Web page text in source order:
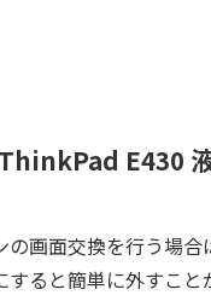
E430
の画面交換を行う場合
ると簡単に外すこと